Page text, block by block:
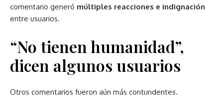
comentario generó múltiples reacciones e indignación
entre usuarios.
“No tienen humanidad”,
dicen algunos usuarios
Otros comentarios fueron aún más contundentes.